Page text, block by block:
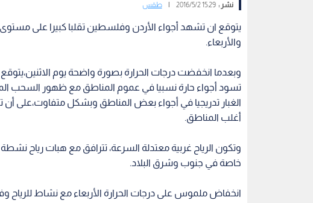
نشر :15:29 2016/5/2 طقس
يتوقع ان تشهد أجواء الأردن وفلسطين تقلبا كبيرا على مستوى
والأربعاء.
وبعدما انخفضت درجات الحرارة بصورة واضحة يوم الاثنين،يتوقع
تسود أجواء حارة نسبيا في عموم المناطق مع ظهور السحب
أغلب المناطق.
وتكون الرياح غربية معتدلة السرعة، تترافق مع هبات رياح نشطة
خاصة في جنوب وشرق البلاد.
انخفاض ملموس على درجات الحرارة الأربعاء مع نشاط للرياح